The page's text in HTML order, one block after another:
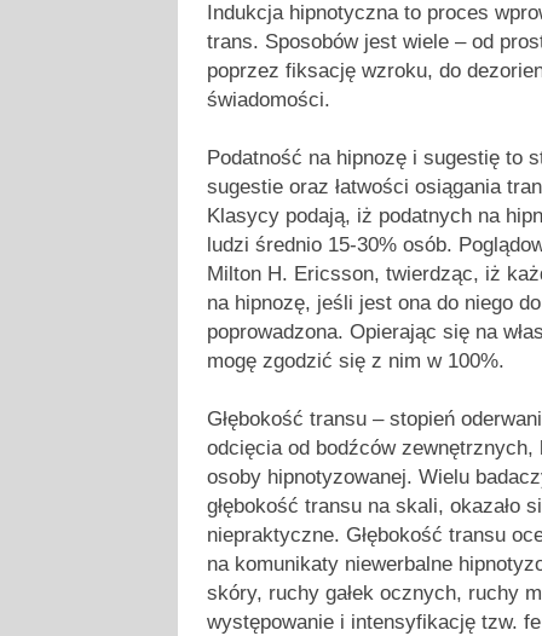
Indukcja hipnotyczna to proces
trans. Sposobów jest wiele – od
poprzez fiksację wzroku, do
świadomości.
Podatność na hipnozę i sugestię to
sugestie oraz łatwości osiągania
Klasycy podają, iż podatnych na
ludzi średnio 15-30% osób.
Milton H. Ericsson, twierdząc, iż
na hipnozę, jeśli jest ona do niego
poprowadzona. Opierając się na
mogę zgodzić się z nim w 100%.
Głębokość transu – stopień
odcięcia od bodźców
osoby hipnotyzowanej. Wielu
głębokość transu na skali, okazało
niepraktyczne. Głębokość transu
na komunikaty niewerbalne
skóry, ruchy gałek ocznych, ruchy
występowanie i intensyfikację tzw.